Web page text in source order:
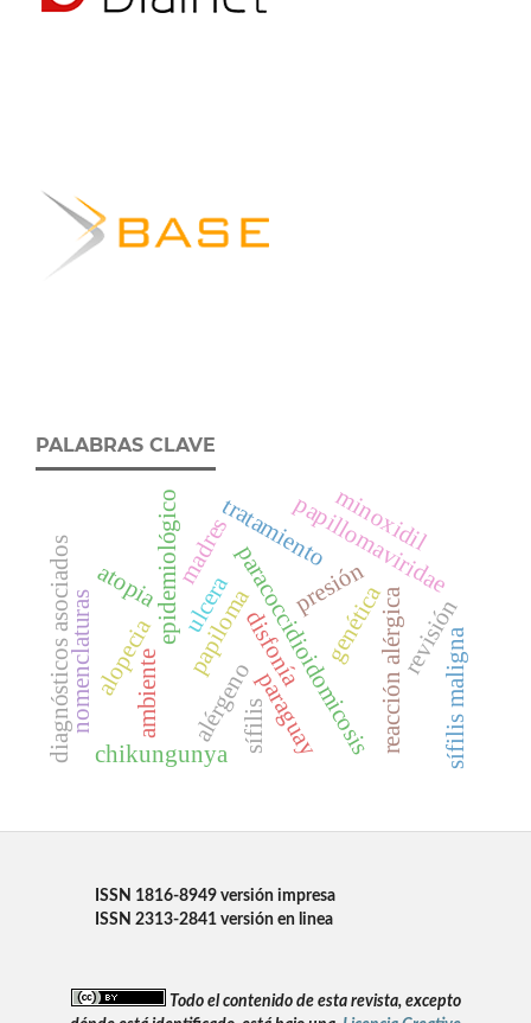
PALABRAS CLAVE
epidemiológico paracoccidioidomicosis
alérgeno
ambiente
atopia genéticareacción alérgica
presión
ulcera
tratamiento
papilomadisfonía
papillomaviridae
alopecia
minoxidil
chikungunya
nomenclaturas revisión
diagnósticos asociados paraguay
sífilis sífilis maligna
madres
ISSN 1816-8949 versión impresa
ISSN 2313-2841 versión en linea
Todo el contenido de esta revista, excepto